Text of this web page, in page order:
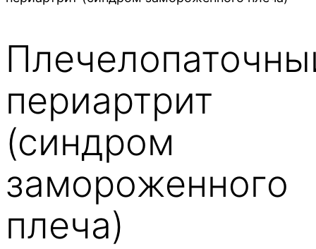
периартрит
(синдром
замороженного
плеча)